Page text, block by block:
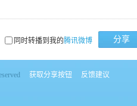
同时转播到我的腾讯微博 分享
获取分享按钮 反馈建议